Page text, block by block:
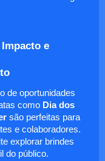
e
de oportunidades
como Dia dos
são perfeitas para
e colaboradores.
explorar brindes
do público.